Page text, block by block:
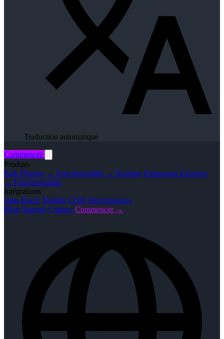
Traduction automatique
Commencer
Produits
Path Planner → Fonctionnalités → Routing Equipment Explorer
→ Fonctionnalités
Intégrations
John Deere Trimble CNH Développeurs
Blog Support Contact Commencer →